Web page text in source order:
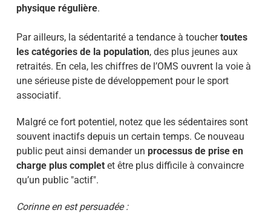
physique régulière.
Par ailleurs, la sédentarité a tendance à touchertoutes
les catégories de la population, des plus jeunes aux
retraités. En cela, les chiffres de l’OMS ouvrent la voie à
une sérieuse piste de développement pour le sport
associatif.
Malgré ce fort potentiel, notez que les sédentaires sont
souvent inactifs depuis un certain temps. Ce nouveau
public peut ainsi demander un processus de prise en
charge plus completet être plus difficile à convaincre
qu’un public "actif".
Corinne en est persuadée :